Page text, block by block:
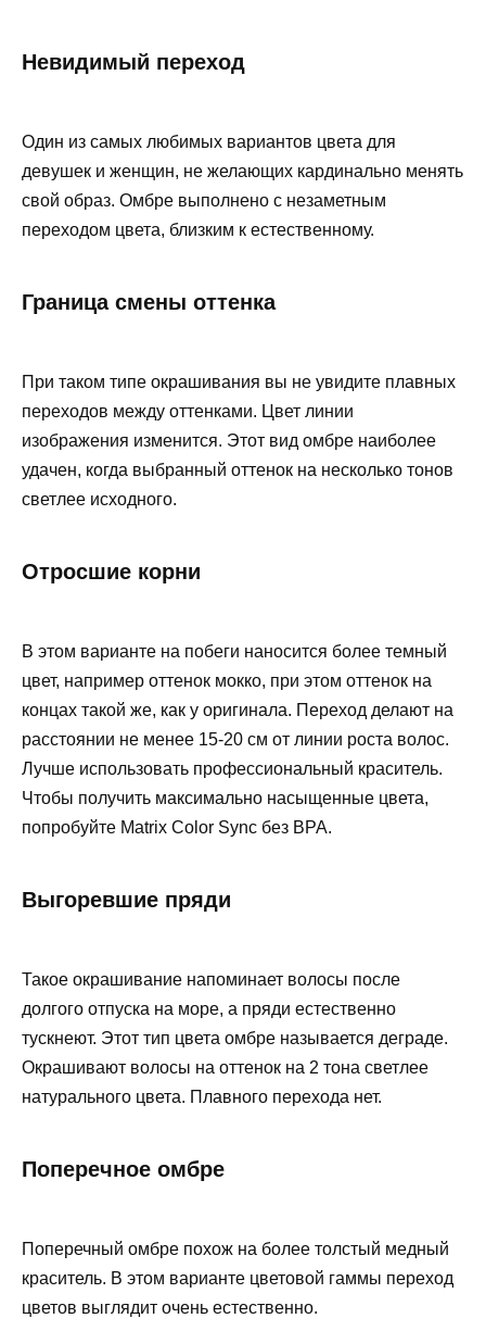
Невидимый переход
Один из самых любимых вариантов цвета для
девушек и женщин, не желающих кардинально менять
свой образ. Омбре выполнено с незаметным
переходом цвета, близким к естественному.
Граница смены оттенка
При таком типе окрашивания вы не увидите плавных
переходов между оттенками. Цвет линии
изображения изменится. Этот вид омбре наиболее
удачен, когда выбранный оттенок на несколько тонов
светлее исходного.
Отросшие корни
В этом варианте на побеги наносится более темный
цвет, например оттенок мокко, при этом оттенок на
концах такой же, как у оригинала. Переход делают на
расстоянии не менее 15-20 см от линии роста волос.
Лучше использовать профессиональный краситель.
Чтобы получить максимально насыщенные цвета,
попробуйте Matrix Color Sync без BPA.
Выгоревшие пряди
Такое окрашивание напоминает волосы после
долгого отпуска на море, а пряди естественно
тускнеют. Этот тип цвета омбре называется деграде.
Окрашивают волосы на оттенок на 2 тона светлее
натурального цвета. Плавного перехода нет.
Поперечное омбре
Поперечный омбре похож на более толстый медный
краситель. В этом варианте цветовой гаммы переход
цветов выглядит очень естественно.